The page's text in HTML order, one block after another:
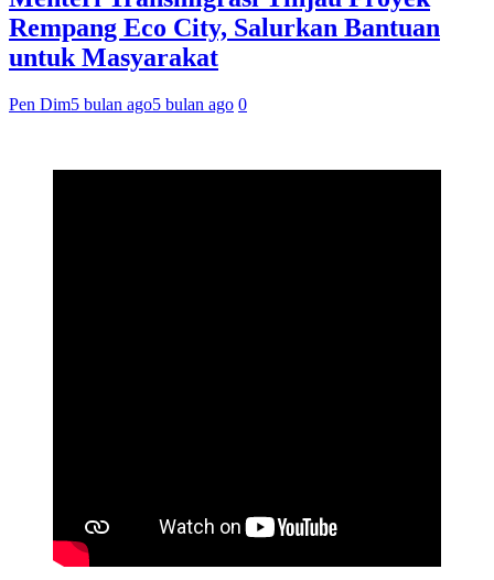
Rempang Eco City, Salurkan Bantuan
untuk Masyarakat
Pen Dim5 bulan ago5 bulan ago 0